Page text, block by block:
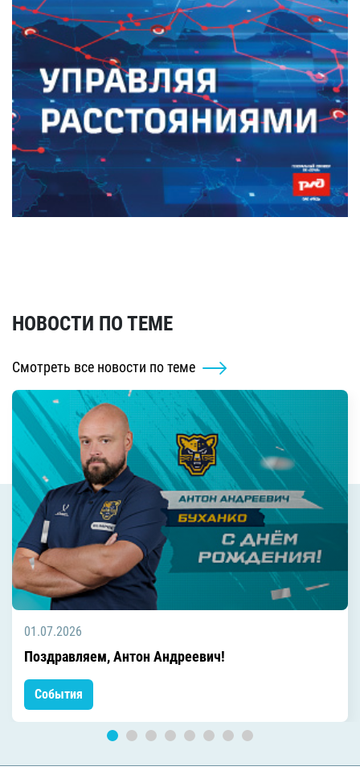
НОВОСТИ ПО ТЕМЕ
Смотреть все новости по теме
01.07.2026
Поздравляем, Антон Андреевич!
События